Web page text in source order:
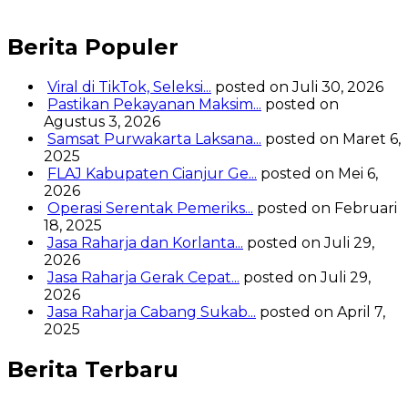
Berita Populer
Viral di TikTok, Seleksi... posted on Juli 30, 2026
Pastikan Pekayanan Maksim... posted on
Agustus 3, 2026
Samsat Purwakarta Laksana... posted on Maret 6,
2025
FLAJ Kabupaten Cianjur Ge... posted on Mei 6,
2026
Operasi Serentak Pemeriks... posted on Februari
18, 2025
Jasa Raharja dan Korlanta... posted on Juli 29,
2026
Jasa Raharja Gerak Cepat... posted on Juli 29,
2026
Jasa Raharja Cabang Sukab... posted on April 7,
2025
Berita Terbaru